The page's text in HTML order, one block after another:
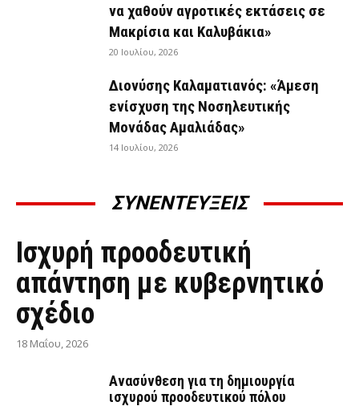
να χαθούν αγροτικές εκτάσεις σε
Μακρίσια και Καλυβάκια»
20 Ιουλίου, 2026
Διονύσης Καλαματιανός: «Άμεση
ενίσχυση της Νοσηλευτικής
Μονάδας Αμαλιάδας»
14 Ιουλίου, 2026
ΣΥΝΕΝΤΕΥΞΕΙΣ
ΣΥΝΕΝΤΕΎΞΕΙΣ
Ισχυρή προοδευτική
απάντηση με κυβερνητικό
σχέδιο
18 Μαΐου, 2026
Ανασύνθεση για τη δημιουργία
ισχυρού προοδευτικού πόλου